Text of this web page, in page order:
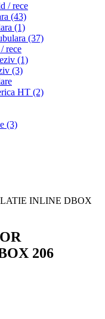
/ rece
(43)
(1)
(37)
rece
(1)
(3)
HT (2)
(3)
206